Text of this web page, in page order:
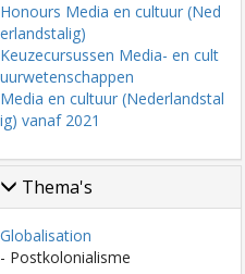
Honours Media en cultuur (Ned
erlandstalig)
Keuzecursussen Media- en cult
uurwetenschappen
Media en cultuur (Nederlandstal
ig) vanaf 2021
Thema's
Globalisation
- Postkolonialisme